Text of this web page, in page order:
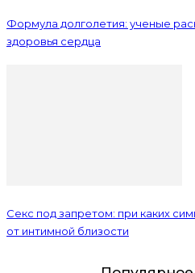
Формула долголетия: ученые
здоровья сердца
Секс под запретом: при каких
от интимной близости